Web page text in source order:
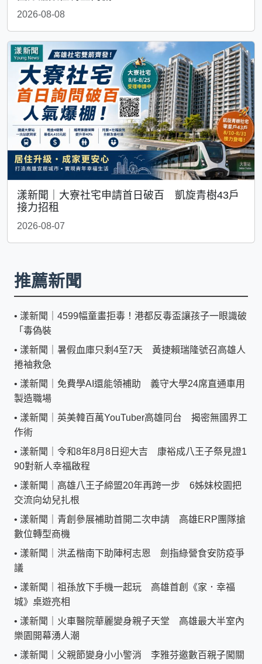
2026-08-08
漾新聞｜大寮社宅申請首日破百 凱旋青樹43戶
接力招租
2026-08-07
推薦新聞
• 漾新聞｜4599幅童畫拒毒！港都反毒盃讓孩子一眼識破
「毒偽裝
• 漾新聞｜暑假血庫只剩4至7天 黃捷賴瑞隆號召高雄人
捲袖救急
• 漾新聞｜免費學AI還能領補助 義守大學24席直通車用
製造職場
• 漾新聞｜英美韓百萬YouTuber高雄同台 揭密無國界工
作術
• 漾新聞｜令和8年8月8日迎大吉 康裕成八王子祭見證1
90對新人幸福啟程
• 漾新聞｜高雄八王子締盟20年再跨一步 6姊妹校園把
交流向幼兒扎根
• 漾新聞｜青創參展補助首開二次申請 高雄ERP團隊搶
數位轉型商機
• 漾新聞｜洪孟楷南下助陣柯志恩 劍指綠營食安防疫爭
議
• 漾新聞｜祖孫放下手機一起玩 高雄首創《家．幸福
城》桌遊亮相
• 漾新聞｜火車醫院華麗變身親子天堂 高雄最大半室內
樂園開幕湧人潮
• 漾新聞｜父親節變身小小警消 李雅芬邀數百親子闖關